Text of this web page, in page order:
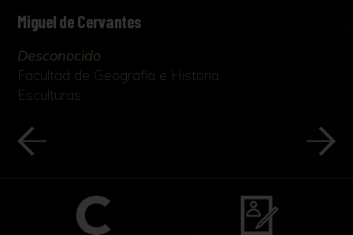
Miguel de Cervantes
Desconocido
Facultad de Geografía e Historia
Esculturas